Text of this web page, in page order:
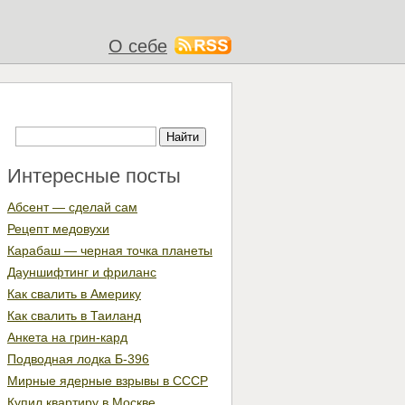
О себе
Интересные посты
Абсент — сделай сам
Рецепт медовухи
Карабаш — черная точка планеты
Дауншифтинг и фриланс
Как свалить в Америку
Как свалить в Таиланд
Анкета на грин-кард
Подводная лодка Б-396
Мирные ядерные взрывы в СССР